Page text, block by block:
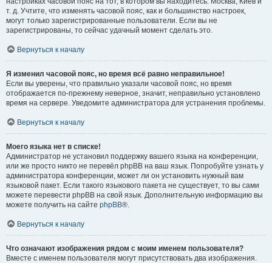
т. д. Учтите, что изменять часовой пояс, как и большинство настроек,
могут только зарегистрированные пользователи. Если вы не
зарегистрированы, то сейчас удачный момент сделать это.
Вернуться к началу
Я изменил часовой пояс, но время всё равно неправильное!
Если вы уверены, что правильно указали часовой пояс, но время
отображается по-прежнему неверное, значит, неправильно установлено
время на сервере. Уведомите администратора для устранения проблемы.
Вернуться к началу
Моего языка нет в списке!
Администратор не установил поддержку вашего языка на конференции,
или же просто никто не перевёл phpBB на ваш язык. Попробуйте узнать у
администратора конференции, может ли он установить нужный вам
языковой пакет. Если такого языкового пакета не существует, то вы сами
можете перевести phpBB на свой язык. Дополнительную информацию вы
можете получить на сайте phpBB®.
Вернуться к началу
Что означают изображения рядом с моим именем пользователя?
Вместе с именем пользователя могут присутствовать два изображения.